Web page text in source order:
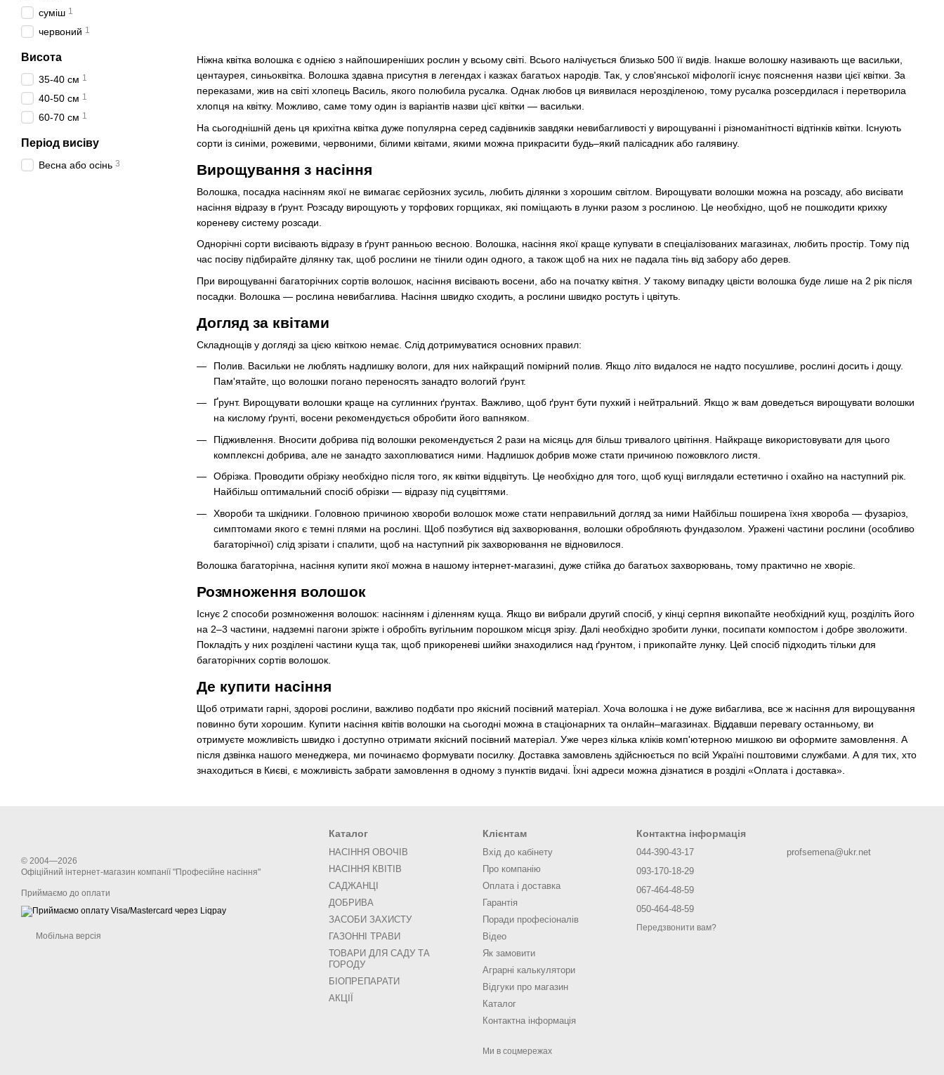
Ніжна квітка волошка є однією з найпоширеніших рослин у всьому світі. Всього налічується близько 500 її видів. Інакше волошку називають ще васильки,
центаурея, синьоквітка. Волошка здавна присутня в легендах і казках багатьох народів. Так, у слов'янської міфології існує пояснення назви цієї квітки. За
переказами, жив на світі хлопець Василь, якого полюбила русалка. Однак любов ця виявилася нерозділеною, тому русалка розсердилася і перетворила
хлопця на квітку. Можливо, саме тому один із варіантів назви цієї квітки — васильки.
На сьогоднішній день ця крихітна квітка дуже популярна серед садівників завдяки невибагливості у вирощуванні і різноманітності відтінків квітки. Існують
сорти із синіми, рожевими, червоними, білими квітами, якими можна прикрасити будь–який палісадник або галявину.
Вирощування з насіння
Волошка, посадка насінням якої не вимагає серйозних зусиль, любить ділянки з хорошим світлом. Вирощувати волошки можна на розсаду, або висівати
насіння відразу в ґрунт. Розсаду вирощують у торфових горщиках, які поміщають в лунки разом з рослиною. Це необхідно, щоб не пошкодити крихку
кореневу систему розсади.
Однорічні сорти висівають відразу в ґрунт ранньою весною. Волошка, насіння якої краще купувати в спеціалізованих магазинах, любить простір. Тому під
час посіву підбирайте ділянку так, щоб рослини не тінили один одного, а також щоб на них не падала тінь від забору або дерев.
При вирощуванні багаторічних сортів волошок, насіння висівають восени, або на початку квітня. У такому випадку цвісти волошка буде лише на 2 рік після
посадки. Волошка — рослина невибаглива. Насіння швидко сходить, а рослини швидко ростуть і цвітуть.
Догляд за квітами
Складнощів у догляді за цією квіткою немає. Слід дотримуватися основних правил:
Полив. Васильки не люблять надлишку вологи, для них найкращий помірний полив. Якщо літо видалося не надто посушливе, рослині досить і дощу.
Пам'ятайте, що волошки погано переносять занадто вологий ґрунт.
Ґрунт. Вирощувати волошки краще на суглинних ґрунтах. Важливо, щоб ґрунт бути пухкий і нейтральний. Якщо ж вам доведеться вирощувати волошки
на кислому ґрунті, восени рекомендується обробити його вапняком.
Підживлення. Вносити добрива під волошки рекомендується 2 рази на місяць для більш тривалого цвітіння. Найкраще використовувати для цього
комплексні добрива, але не занадто захоплюватися ними. Надлишок добрив може стати причиною пожовклого листя.
Обрізка. Проводити обрізку необхідно після того, як квітки відцвітуть. Це необхідно для того, щоб кущі виглядали естетично і охайно на наступний рік.
Найбільш оптимальний спосіб обрізки — відразу під суцвіттями.
Хвороби та шкідники. Головною причиною хвороби волошок може стати неправильний догляд за ними Найбільш поширена їхня хвороба — фузаріоз,
симптомами якого є темні плями на рослині. Щоб позбутися від захворювання, волошки обробляють фундазолом. Уражені частини рослини (особливо
багаторічної) слід зрізати і спалити, щоб на наступний рік захворювання не відновилося.
Волошка багаторічна, насіння купити якої можна в нашому інтернет-магазині, дуже стійка до багатьох захворювань, тому практично не хворіє.
Розмноження волошок
Існує 2 способи розмноження волошок: насінням і діленням куща. Якщо ви вибрали другий спосіб, у кінці серпня викопайте необхідний кущ, розділіть його
на 2–3 частини, надземні пагони зріжте і обробіть вугільним порошком місця зрізу. Далі необхідно зробити лунки, посипати компостом і добре зволожити.
Покладіть у них розділені частини куща так, щоб прикореневі шийки знаходилися над ґрунтом, і прикопайте лунку. Цей спосіб підходить тільки для
багаторічних сортів волошок.
Де купити насіння
Щоб отримати гарні, здорові рослини, важливо подбати про якісний посівний матеріал. Хоча волошка і не дуже вибаглива, все ж насіння для вирощування
повинно бути хорошим. Купити насіння квітів волошки на сьогодні можна в стаціонарних та онлайн–магазинах. Віддавши перевагу останньому, ви
отримуєте можливість швидко і доступно отримати якісний посівний матеріал. Уже через кілька кліків комп'ютерною мишкою ви оформите замовлення. А
після дзвінка нашого менеджера, ми починаємо формувати посилку. Доставка замовлень здійснюється по всій Україні поштовими службами. А для тих, хто
знаходиться в Києві, є можливість забрати замовлення в одному з пунктів видачі. Їхні адреси можна дізнатися в розділі «Оплата і доставка».
сумiш 1
червоний 1
Висота
35-40 см 1
40-50 см 1
60-70 см 1
Період висіву
Весна або осінь 3
© 2004—2026
Офіційний інтернет-магазин компанії "Професійне насіння"
Приймаємо до оплати
Мобільна версія
Каталог
НАСІННЯ ОВОЧІВ
НАСІННЯ КВІТІВ
САДЖАНЦІ
ДОБРИВА
ЗАСОБИ ЗАХИСТУ
ГАЗОННІ ТРАВИ
ТОВАРИ ДЛЯ САДУ ТА
ГОРОДУ
БІОПРЕПАРАТИ
АКЦІЇ
Клієнтам
Вхід до кабінету
Про компанію
Оплата і доставка
Гарантія
Поради професіоналів
Відео
Як замовити
Аграрні калькулятори
Відгуки про магазин
Каталог
Контактна інформація
Ми в соцмережах
Контактна інформація
044-390-43-17
093-170-18-29
067-464-48-59
050-464-48-59
Передзвонити вам?
profsemena@ukr.net